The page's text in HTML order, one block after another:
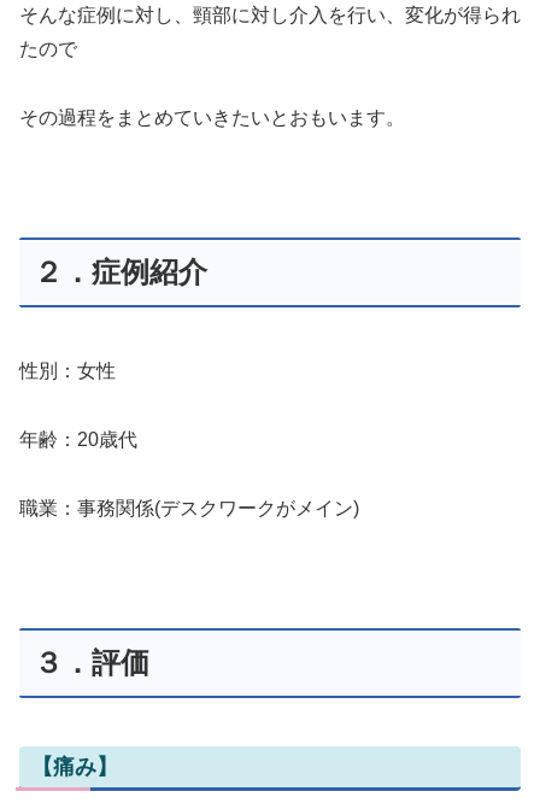
そんな症例に対し、頸部に対し介入を行い、変化が得られ
たので
その過程をまとめていきたいとおもいます。
２．症例紹介
性別：女性
年齢：20歳代
職業：事務関係(デスクワークがメイン)
３．評価
【痛み】